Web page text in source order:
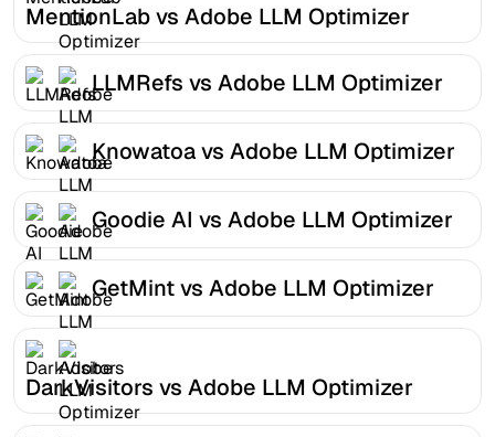
MentionLab vs Adobe LLM Optimizer
LLMRefs vs Adobe LLM Optimizer
Knowatoa vs Adobe LLM Optimizer
Goodie AI vs Adobe LLM Optimizer
GetMint vs Adobe LLM Optimizer
DarkVisitors vs Adobe LLM Optimizer